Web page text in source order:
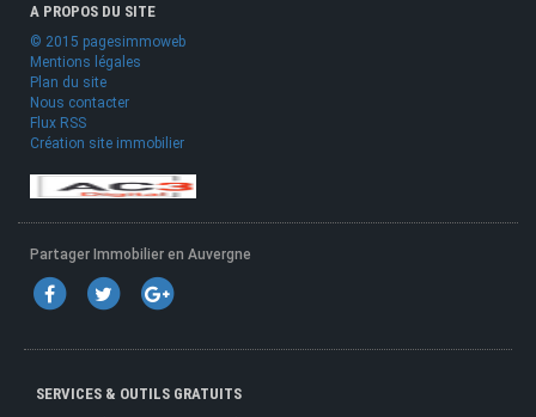
A PROPOS DU SITE
© 2015 pagesimmoweb
Mentions légales
Plan du site
Nous contacter
Flux RSS
Création site immobilier
Partager Immobilier en Auvergne
SERVICES & OUTILS GRATUITS